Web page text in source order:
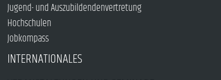
Jugend- und Auszubildendenvertretung
Hochschulen
Jobkompass
INTERNATIONALES